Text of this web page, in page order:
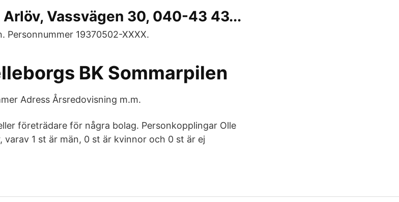
Vassvägen 30, 040-43 43...
Personnummer 19370502-XXXX.
BK Sommarpilen
Adress Årsredovisning m.m.
företrädare för några bolag. Personkopplingar Olle
varav 1 st är män, 0 st är kvinnor och 0 st är ej